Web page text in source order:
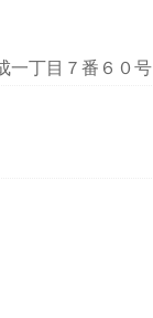
一丁目７番６０号